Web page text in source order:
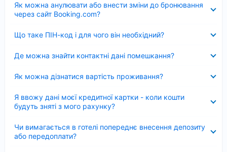
Як можна анулювати або внести зміни до бронювання
через сайт Booking.com?
Що таке ПІН-код і для чого він необхідний?
Де можна знайти контактні дані помешкання?
Як можна дізнатися вартість проживання?
Я ввожу дані моєї кредитної картки - коли кошти
будуть зняті з мого рахунку?
Чи вимагається в готелі попереднє внесення депозиту
або передоплати?